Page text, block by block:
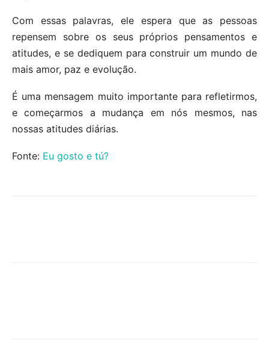
Com essas palavras, ele espera que as pessoas
repensem sobre os seus próprios pensamentos e
atitudes, e se dediquem para construir um mundo de
mais amor, paz e evolução.
É uma mensagem muito importante para refletirmos,
e começarmos a mudança em nós mesmos, nas
nossas atitudes diárias.
Fonte: Eu gosto e tú?